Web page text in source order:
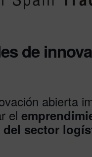
de
abierta
el
sector